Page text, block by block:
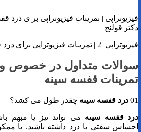
فیزیوتراپی | تمرینات فیزیوتراپی برای درد
دکتر قولنج
فیزیوتراپی 2 | تمرینات فیزیوتراپی برای درد قفسه سینه
سوالات متداول در خصوص
تمرینات قفسه سینه
01 درد قفسه سینه چقدر طول می کشد؟
درد قفسه سینه می تواند تیز یا مبهم
احساس سفتی یا درد داشته باشید. یا